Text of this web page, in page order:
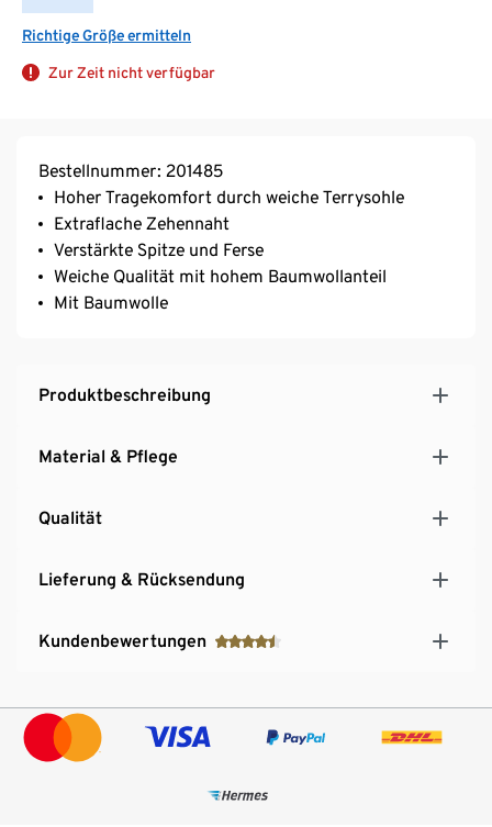
Richtige Größe ermitteln
Zur Zeit nicht verfügbar
Bestellnummer: 201485
Hoher Tragekomfort durch weiche Terrysohle
Extraflache Zehennaht
Verstärkte Spitze und Ferse
Weiche Qualität mit hohem Baumwollanteil
Mit Baumwolle
Produktbeschreibung
Material & Pflege
Qualität
Lieferung & Rücksendung
Kundenbewertungen